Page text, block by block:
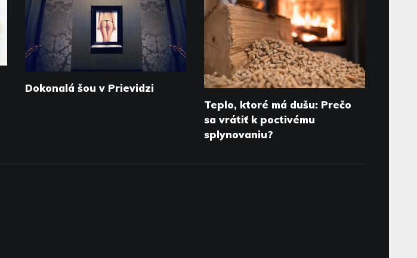
Dokonalá šou v Prievidzi
Teplo, ktoré má dušu: Prečo
sa vrátiť k poctivému
splynovaniu?